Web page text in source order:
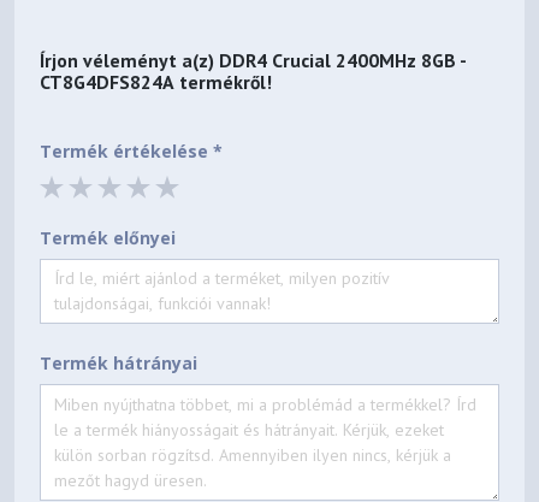
Írjon véleményt a(z) DDR4 Crucial 2400MHz 8GB -
CT8G4DFS824A termékről!
Termék értékelése *
Termék előnyei
Termék hátrányai